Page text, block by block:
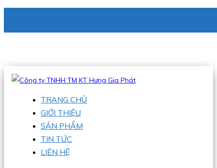
Hotline:0938 336 079
TRANG CHỦ
GIỚI THIỆU
SẢN PHẨM
TIN TỨC
LIÊN HỆ